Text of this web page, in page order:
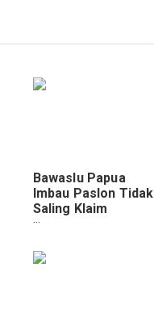
Bawaslu Papua
Imbau Paslon Tidak
Saling Klaim
Kemenangan di